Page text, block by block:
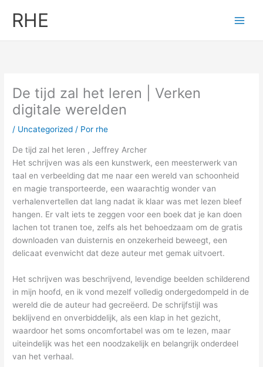
RHE
De tijd zal het leren | Verken
digitale werelden
/ Uncategorized / Por rhe
De tijd zal het leren , Jeffrey Archer
Het schrijven was als een kunstwerk, een meesterwerk van
taal en verbeelding dat me naar een wereld van schoonheid
en magie transporteerde, een waarachtig wonder van
verhalenvertellen dat lang nadat ik klaar was met lezen bleef
hangen. Er valt iets te zeggen voor een boek dat je kan doen
lachen tot tranen toe, zelfs als het behoedzaam om de gratis
downloaden van duisternis en onzekerheid beweegt, een
delicaat evenwicht dat deze auteur met gemak uitvoert.
Het schrijven was beschrijvend, levendige beelden schilderend
in mijn hoofd, en ik vond mezelf volledig ondergedompeld in de
wereld die de auteur had gecreëerd. De schrijfstijl was
beklijvend en onverbiddelijk, als een klap in het gezicht,
waardoor het soms oncomfortabel was om te lezen, maar
uiteindelijk was het een noodzakelijk en belangrijk onderdeel
van het verhaal.